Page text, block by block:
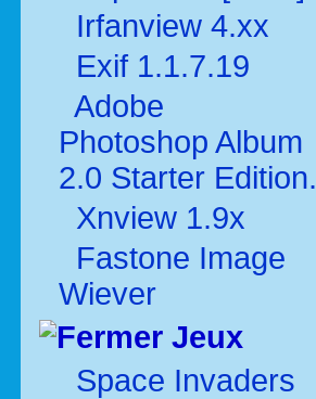
Irfanview 4.xx
Exif 1.1.7.19
Adobe
Photoshop Album
2.0 Starter Edition.
Xnview 1.9x
Fastone Image
Wiever
Jeux
Space Invaders